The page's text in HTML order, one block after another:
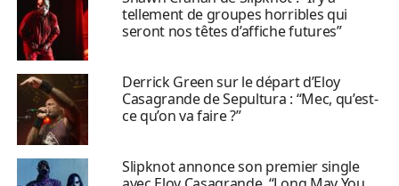
tellement de groupes horribles qui
seront nos têtes d’affiche futures”
Derrick Green sur le départ d’Eloy
Casagrande de Sepultura : “Mec, qu’est-
ce qu’on va faire ?”
Slipknot annonce son premier single